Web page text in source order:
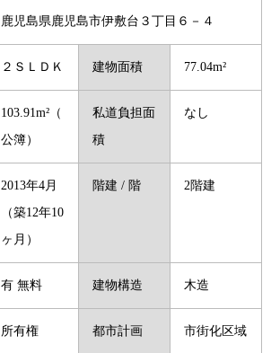
鹿児島県鹿児島市伊敷台３丁目６－４
２ＳＬＤＫ 建物面積 77.04m²
103.91m²（
公簿）
私道負担面
積
なし
2013年4月
（築12年10
ヶ月）
階建 / 階 2階建
有 無料 建物構造 木造
所有権 都市計画 市街化区域